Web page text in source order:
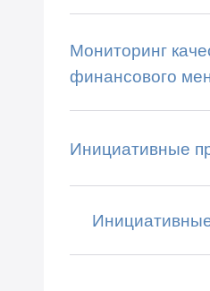
Мониторинг
финансового
Инициативные